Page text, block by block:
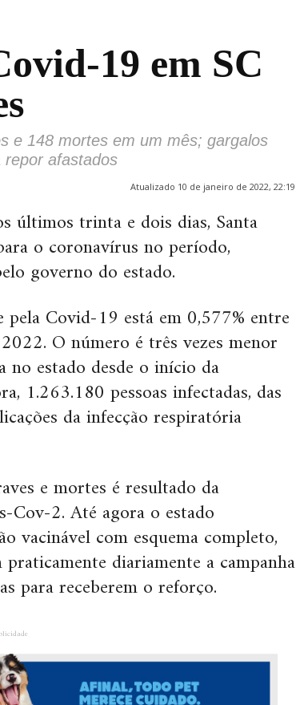
19 em SC
e 148 mortes em um mês; gargalos
repor afastados
Atualizado 10 de janeiro de 2022, 22:19
últimos trinta e dois dias, Santa
o coronavírus no período,
governo do estado.
pela Covid-19 está em 0,577% entre
O número é três vezes menor
no estado desde o início da
1.263.180 pessoas infectadas, das
da infecção respiratória
e mortes é resultado da
Cov-2. Até agora o estado
vacinável com esquema completo,
diariamente a campanha
para receberem o reforço.